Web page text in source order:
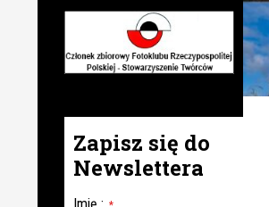
Zapisz się do
Newslettera